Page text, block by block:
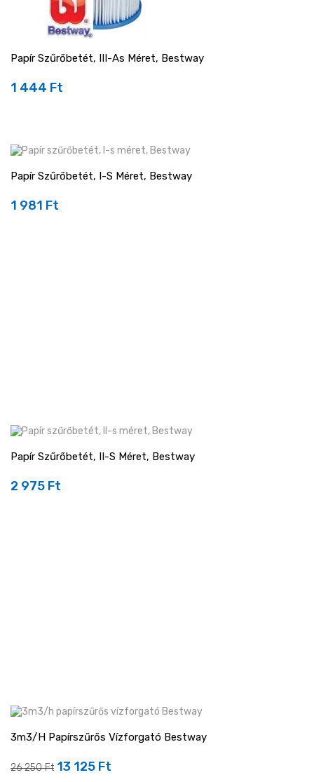
Papír Szűrőbetét, III-As Méret, Bestway
Ár
1 444 Ft
Papír Szűrőbetét, I-S Méret, Bestway
Ár
1 981 Ft
Papír Szűrőbetét, II-S Méret, Bestway
Ár
2 975 Ft
3m3/h Papírszűrős Vízforgató Bestway
Regular
26 250 Ft Ár
13 125 Ft